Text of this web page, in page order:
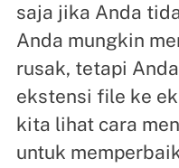
saja jika Anda
Anda mungkin
rusak, tetapi
ekstensi file ke
kita lihat cara
untuk